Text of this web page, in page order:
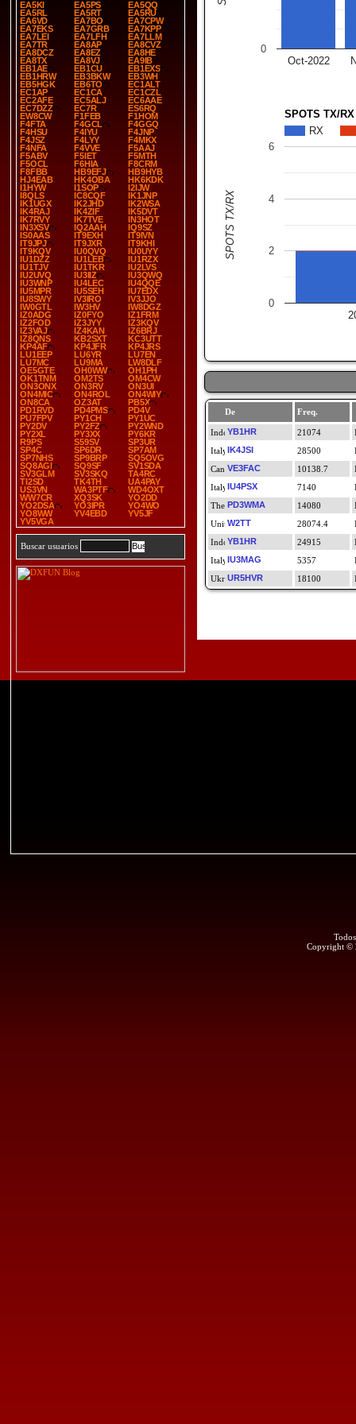
EA5KI
EA5PS
EA5QQ
EA5RL
EA5RT
EA5RU
EA6VD
EA7BO
EA7CPW
EA7EKS
EA7GRB
EA7KPP
EA7LEI
EA7LFH
EA7LLM
EA7TR
EA8AP
EA8CVZ
EA8DCZ
EA8EZ
EA8HE
EA8TX
EA8VJ
EA9IB
EB1AE
EB1CU
EB1EXS
EB1HRW
EB3BKW
EB3WH
EB5HGK
EB6TO
EC1ALT
EC1AP
EC1CA
EC1CZL
EC2AFE
EC5ALJ
EC6AAE
EC7DZZ
EC7R
ES6RQ
EW8CW
F1FEB
F1HOM
F4FTA
F4GCL
F4GGQ
F4HSU
F4IYU
F4JNP
F4JSZ
F4LYY
F4MKX
F4NFA
F4VVE
F5AAJ
F5ABV
F5IET
F5MTH
F5OCL
F6HIA
F8CRM
F8FBB
HB9EFJ
HB9HYB
HJ4EAB
HK4OBA
HK6KDK
I1HYW
I1SOP
I2IJW
I8QLS
IC8CQF
IK1JNP
IK1UGX
IK2JHD
IK2WSA
IK4RAJ
IK4ZIF
IK5DVT
IK7RVY
IK7TVE
IN3HOT
IN3XSV
IQ2AAH
IQ9SZ
IS0AAS
IT9EXH
IT9IVN
IT9JPJ
IT9JXR
IT9KHI
IT9KQV
IU0QVQ
IU0UYY
IU1DZZ
IU1LEB
IU1RZX
IU1TJV
IU1TKR
IU2LVS
IU2UVQ
IU3IIZ
IU3QWQ
IU3WNP
IU4LEC
IU4QQE
IU5MPR
IU5SEH
IU7EDX
IU8SWY
IV3IRO
IV3JJO
IW0GTL
IW3HV
IW8DGZ
IZ0ADG
IZ0FYO
IZ1FRM
IZ2FOD
IZ3JYY
IZ3KQV
IZ3VAJ
IZ4KAN
IZ6BRJ
IZ8QNS
KB2SXT
KC3UTT
KP4AF
KP4JFR
KP4JRS
LU1EEP
LU6YR
LU7EN
LU7MC
LU9MA
LW8DLF
OE5GTE
OH0WW
OH1PH
OK1TNM
OM2TS
OM4CW
ON3ONX
ON3RV
ON3UI
ON4MIC
ON4ROL
ON4WIY
ON8CA
OZ3AT
PB5X
PD1RVD
PD4PMS
PD4V
PU7FPV
PY1CH
PY1UC
PY2DV
PY2FZ
PY2WND
PY2XL
PY3XX
PY6KR
R9PS
S59SV
SP3UR
SP4C
SP6DR
SP7AM
SP7NHS
SP9BRP
SQ5OVG
SQ8AGI
SQ9SF
SV1SDA
SV3GLM
SV3SKQ
TA4RC
TI2SD
TK4TH
UA4PAY
US3VN
WA3PTF
WD4OXT
WW7CR
XQ3SK
YO2DD
YO2DSA
YO3IPR
YO4WO
YO8WW
YV4EBD
YV5JF
YV5VGA
Buscar usuarios
Oct-2022
0
SPOTS TX/
RX
0
2
4
6
SPOTS TX/RX
De Freq.
YB1HR
21074
IK4JSI
28500
VE3FAC
10138.7
IU4PSX
7140
PD3WMA
14080
W2TT
28074.4
YB1HR
24915
IU3MAG
5357
UR5HVR
18100
Copyright ©